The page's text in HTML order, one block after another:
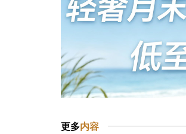
更多内容